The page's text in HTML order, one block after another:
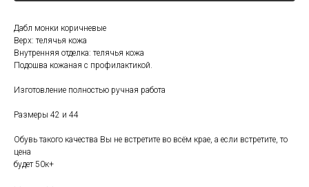
Дабл монки коричневые
Верх: телячья кожа
Внутренняя отделка: телячья кожа
Подошва кожаная с профилактикой.
Изготовление полностью ручная работа
Размеры 42 и 44
Обувь такого качества Вы не встретите во всём крае, а если встретите, то
цена
будет 50к+